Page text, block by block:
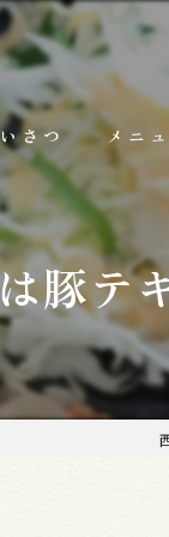
さつ メニ
豚テ